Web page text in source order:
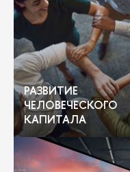
РАЗВИТИЕ
ЧЕЛОВЕЧЕСКОГО
КАПИТАЛА